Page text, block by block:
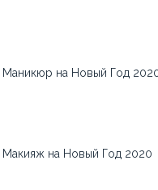
Маникюр на Новый Год
Макияж на Новый Год 2020